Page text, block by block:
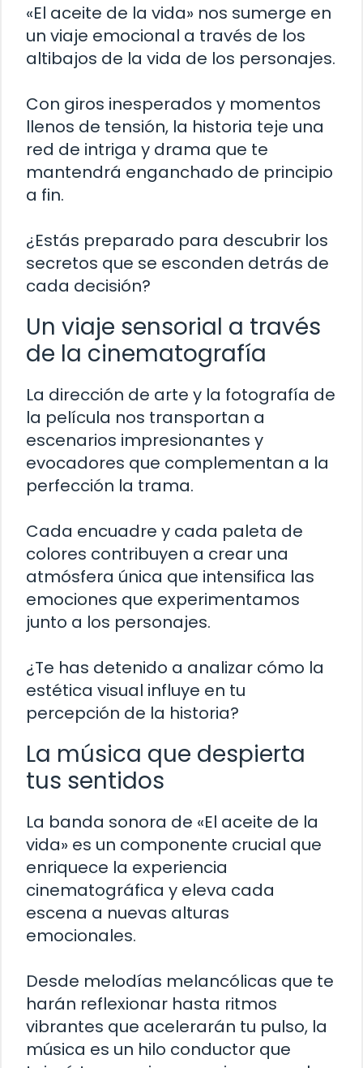
«El aceite de la vida» nos sumerge en
un viaje emocional a través de los
altibajos de la vida de los personajes.
Con giros inesperados y momentos
llenos de tensión, la historia teje una
red de intriga y drama que te
mantendrá enganchado de principio
a fin.
¿Estás preparado para descubrir los
secretos que se esconden detrás de
cada decisión?
Un viaje sensorial a través
de la cinematografía
La dirección de arte y la fotografía de
la película nos transportan a
escenarios impresionantes y
evocadores que complementan a la
perfección la trama.
Cada encuadre y cada paleta de
colores contribuyen a crear una
atmósfera única que intensifica las
emociones que experimentamos
junto a los personajes.
¿Te has detenido a analizar cómo la
estética visual influye en tu
percepción de la historia?
La música que despierta
tus sentidos
La banda sonora de «El aceite de la
vida» es un componente crucial que
enriquece la experiencia
cinematográfica y eleva cada
escena a nuevas alturas
emocionales.
Desde melodías melancólicas que te
harán reflexionar hasta ritmos
vibrantes que acelerarán tu pulso, la
música es un hilo conductor que